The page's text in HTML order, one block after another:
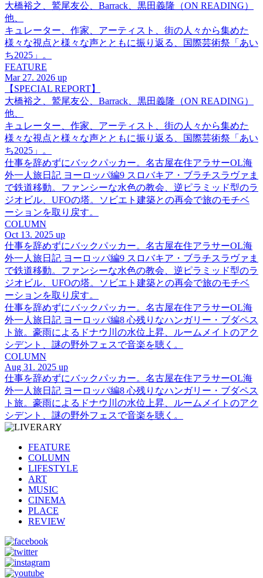
大橋裕之、鷲尾友公、Barrack、黒田義隆（ON READING）
他、
キュレーター、作家、アーティスト、街の人々から集めた
様々な視点と様々な声とともに振り返る、国際芸術祭「あい
ち2025」。
FEATURE
Mar 27. 2026 up
【SPECIAL REPORT】
大橋裕之、鷲尾友公、Barrack、黒田義隆（ON READING）
他、
キュレーター、作家、アーティスト、街の人々から集めた
様々な視点と様々な声とともに振り返る、国際芸術祭「あい
ち2025」。
仕事を辞めずにバックパッカー。名古屋在住アラサーOL海
外一人旅日記 ヨーロッパ編9 スロバキア・ブラチスラヴァま
で鉄道移動。ファンシーな水色の教会、逆ピラミッド型のラ
ジオビル、UFOの塔。ソビエト建築との再会で旅のモチベ
ーションを取り戻す。
COLUMN
Oct 13. 2025 up
仕事を辞めずにバックパッカー。名古屋在住アラサーOL海
外一人旅日記 ヨーロッパ編9 スロバキア・ブラチスラヴァま
で鉄道移動。ファンシーな水色の教会、逆ピラミッド型のラ
ジオビル、UFOの塔。ソビエト建築との再会で旅のモチベ
ーションを取り戻す。
仕事を辞めずにバックパッカー。名古屋在住アラサーOL海
外一人旅日記 ヨーロッパ編8 心残りなハンガリー・ブダペス
ト旅。豪雨によるドナウ川の水位上昇、ルームメイトのアク
シデント、謎の野外フェスで音楽を聴く。
COLUMN
Aug 31. 2025 up
仕事を辞めずにバックパッカー。名古屋在住アラサーOL海
外一人旅日記 ヨーロッパ編8 心残りなハンガリー・ブダペス
ト旅。豪雨によるドナウ川の水位上昇、ルームメイトのアク
シデント、謎の野外フェスで音楽を聴く。
FEATURE
COLUMN
LIFESTYLE
ART
MUSIC
CINEMA
PLACE
REVIEW